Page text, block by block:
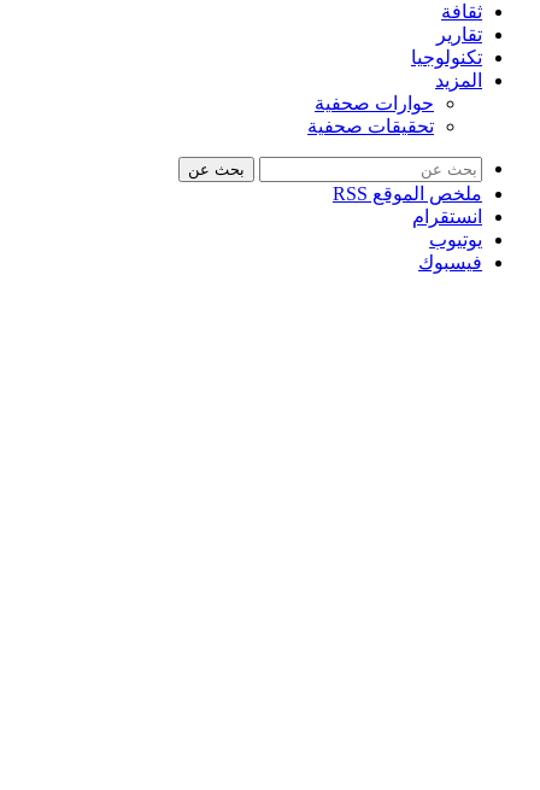
ثقافة
تقارير
تكنولوجيا
المزيد
حوارات صحفية
تحقيقات صحفية
بحث عن
ملخص الموقع RSS
انستقرام
يوتيوب
فيسبوك